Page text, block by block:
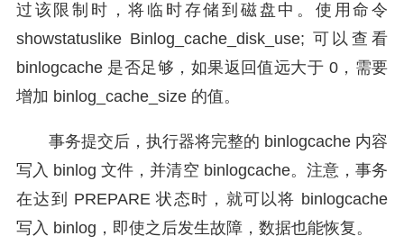
过该限制时，将临时存储到磁盘中。使用命令
showstatuslike Binlog_cache_disk_use; 可以查看
binlogcache 是否足够，如果返回值远大于 0，需要
增加 binlog_cache_size 的值。
事务提交后，执行器将完整的 binlogcache 内容
写入 binlog 文件，并清空 binlogcache。注意，事务
在达到 PREPARE 状态时，就可以将 binlogcache
写入 binlog，即使之后发生故障，数据也能恢复。